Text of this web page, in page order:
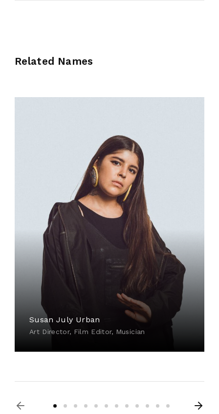
Related Names
Susan July Urban
Art Director Film Editor Musician